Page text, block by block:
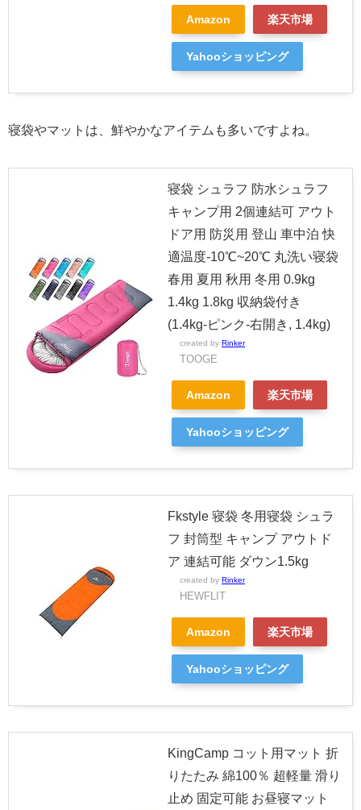
Amazon 楽天市場
Yahooショッピング
寝袋やマットは、鮮やかなアイテムも多いですよね。
寝袋 シュラフ 防水シュラフ
キャンプ用 2個連結可 アウト
ドア用 防災用 登山 車中泊 快
適温度-10℃~20℃ 丸洗い寝袋
春用 夏用 秋用 冬用 0.9kg
1.4kg 1.8kg 収納袋付き
(1.4kg-ピンク-右開き, 1.4kg)
created by Rinker
TOOGE
Amazon 楽天市場
Yahooショッピング
Fkstyle 寝袋 冬用寝袋 シュラ
フ 封筒型 キャンプ アウトド
ア 連結可能 ダウン1.5kg
created by Rinker
HEWFLIT
Amazon 楽天市場
Yahooショッピング
KingCamp コット用マット 折
りたたみ 綿100％ 超軽量 滑り
止め 固定可能 お昼寝マット